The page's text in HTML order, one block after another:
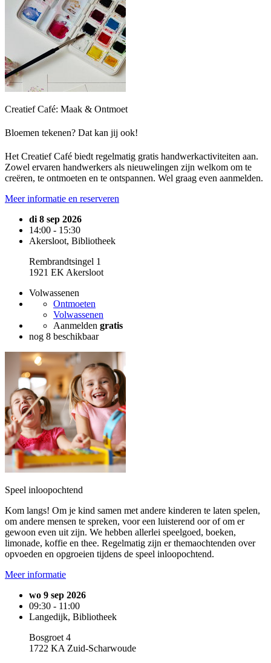
Creatief Café: Maak & Ontmoet
Bloemen tekenen? Dat kan jij ook!
Het Creatief Café biedt regelmatig gratis handwerkactiviteiten aan.
Zowel ervaren handwerkers als nieuwelingen zijn welkom om te
creëren, te ontmoeten en te ontspannen. Wel graag even aanmelden.
Meer informatie en reserveren
di 8 sep 2026
14:00 - 15:30
Akersloot, Bibliotheek
Rembrandtsingel 1
1921 EK Akersloot
Volwassenen
Ontmoeten
Volwassenen
Aanmelden gratis
nog 8 beschikbaar
Speel inloopochtend
Kom langs! Om je kind samen met andere kinderen te laten spelen,
om andere mensen te spreken, voor een luisterend oor of om er
gewoon even uit zijn. We hebben allerlei speelgoed, boeken,
limonade, koffie en thee. Regelmatig zijn er themaochtenden over
opvoeden en opgroeien tijdens de speel inloopochtend.
Meer informatie
wo 9 sep 2026
09:30 - 11:00
Langedijk, Bibliotheek
Bosgroet 4
1722 KA Zuid-Scharwoude